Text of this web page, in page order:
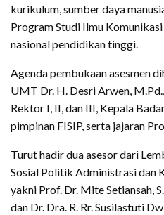
kurikulum, sumber daya
Program Studi Ilmu
nasional pendidikan tinggi.
Agenda pembukaan asesmen
UMT Dr. H. Desri Arwen,
Rektor I, II, dan III, Kepala
pimpinan FISIP, serta jajaran
Turut hadir dua asesor dari
Sosial Politik Administrasi dan
yakni Prof. Dr. Mite Setiansah,
dan Dr. Dra. R. Rr. Susilastuti